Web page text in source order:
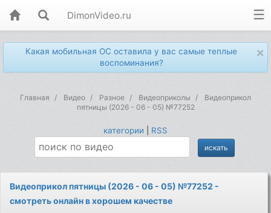
DimonVideo.ru
×
Какая мобильная ОС оставила у вас самые теплые
воспоминания?
Главная Видео Разное Видеоприколы
Видеоприкол
пятницы (2026 - 06 - 05) №77252
категории RSS
Видеоприкол пятницы (2026 - 06 - 05) №77252 -
смотреть онлайн в хорошем качестве